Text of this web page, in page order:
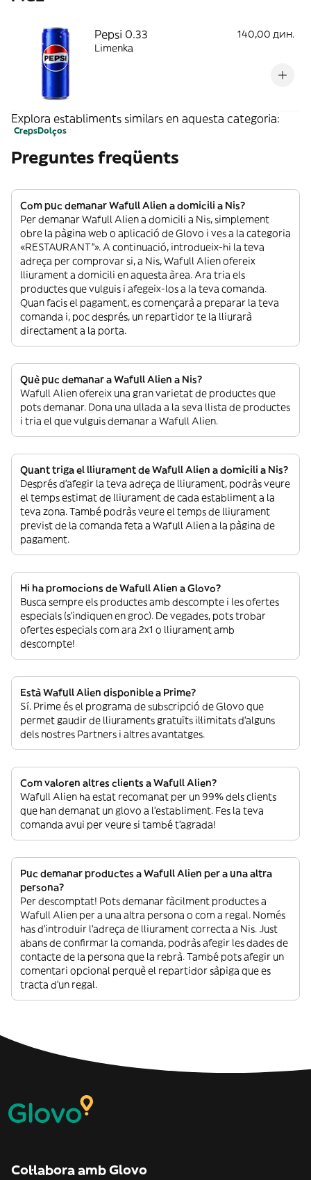
Pepsi 0.33
140,00 дин.
Limenka
Explora establiments similars en aquesta categoria:
CrepsDolços
Preguntes freqüents
Com puc demanar Wafull Alien a domicili a Nis?
Per demanar Wafull Alien a domicili a Nis, simplement
obre la pàgina web o aplicació de Glovo i ves a la categoria
«RESTAURANT”». A continuació, introdueix-hi la teva
adreça per comprovar si, a Nis, Wafull Alien ofereix
lliurament a domicili en aquesta àrea. Ara tria els
productes que vulguis i afegeix-los a la teva comanda.
Quan facis el pagament, es començarà a preparar la teva
comanda i, poc després, un repartidor te la lliurarà
directament a la porta.
Què puc demanar a Wafull Alien a Nis?
Wafull Alien ofereix una gran varietat de productes que
pots demanar. Dona una ullada a la seva llista de productes
i tria el que vulguis demanar a Wafull Alien.
Quant triga el lliurament de Wafull Alien a domicili a Nis?
Després d’afegir la teva adreça de lliurament, podràs veure
el temps estimat de lliurament de cada establiment a la
teva zona. També podràs veure el temps de lliurament
previst de la comanda feta a Wafull Alien a la pàgina de
pagament.
Hi ha promocions de Wafull Alien a Glovo?
Busca sempre els productes amb descompte i les ofertes
especials (s’indiquen en groc). De vegades, pots trobar
ofertes especials com ara 2x1 o lliurament amb
descompte!
Està Wafull Alien disponible a Prime?
Sí. Prime és el programa de subscripció de Glovo que
permet gaudir de lliuraments gratuïts il·limitats d’alguns
dels nostres Partners i altres avantatges.
Com valoren altres clients a Wafull Alien?
Wafull Alien ha estat recomanat per un 99% dels clients
que han demanat un glovo a l’establiment. Fes la teva
comanda avui per veure si també t’agrada!
Puc demanar productes a Wafull Alien per a una altra
persona?
Per descomptat! Pots demanar fàcilment productes a
Wafull Alien per a una altra persona o com a regal. Només
has d’introduir l’adreça de lliurament correcta a Nis. Just
abans de confirmar la comanda, podràs afegir les dades de
contacte de la persona que la rebrà. També pots afegir un
comentari opcional perquè el repartidor sàpiga que es
tracta d’un regal.
Col·labora amb Glovo